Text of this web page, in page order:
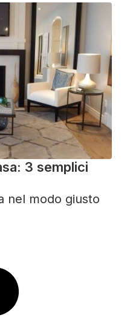
3 semplici
nel modo giusto